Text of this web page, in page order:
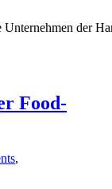
der
Food-
,